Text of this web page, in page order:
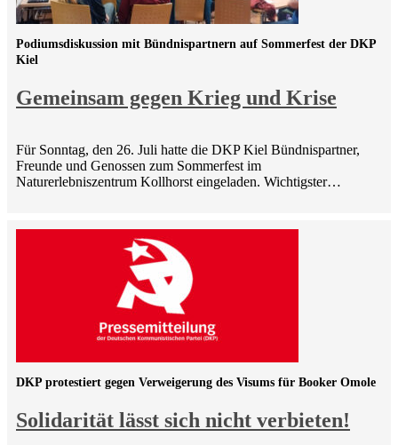
Gemeinsam gegen Krieg und Krise
Podiumsdiskussion mit Bündnispartnern auf Sommerfest der DKP
Kiel
Für Sonntag, den 26. Juli hatte die DKP Kiel Bündnispartner,
Freunde und Genossen zum Sommerfest im
Naturerlebniszentrum Kollhorst eingeladen. Wichtigster…
Solidarität lässt sich nicht verbieten!
DKP protestiert gegen Verweigerung des Visums für Booker Omole